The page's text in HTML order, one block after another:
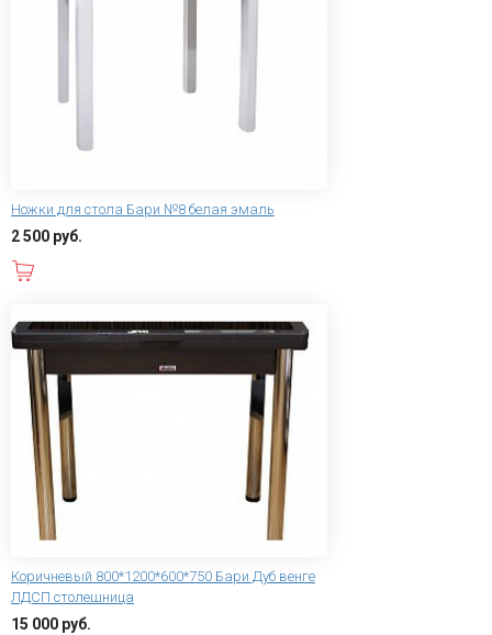
Ножки для стола Бари №8 белая эмаль
2 500 руб.
Коричневый 800*1200*600*750 Бари Дуб венге
ЛДСП столешница
15 000 руб.